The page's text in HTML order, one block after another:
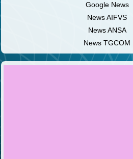
Google News
News AIFVS
News ANSA
News TGCOM